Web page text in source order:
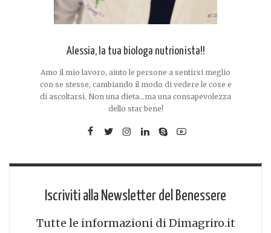
Alessia, la tua biologa nutrionista!!
Amo il mio lavoro, aiuto le persone a sentirsi meglio
con se stesse, cambiando il modo di vedere le cose e
di ascoltarsi. Non una dieta...ma una consapevolezza
dello star bene!
Iscriviti alla Newsletter del Benessere
Tutte le informazioni di Dimagriro.it